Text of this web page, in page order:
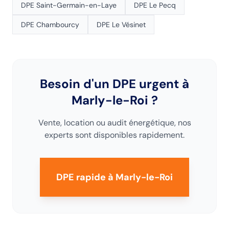
DPE Saint-Germain-en-Laye DPE Le Pecq
DPE Chambourcy DPE Le Vésinet
Besoin d'un DPE urgent à
Marly-le-Roi ?
Vente, location ou audit énergétique, nos
experts sont disponibles rapidement.
DPE rapide à Marly-le-Roi